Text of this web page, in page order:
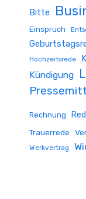
Bitte
Einspruch
Hochzeitsrede
Kündigung
Rechnung
Trauerrede
Werkvertrag